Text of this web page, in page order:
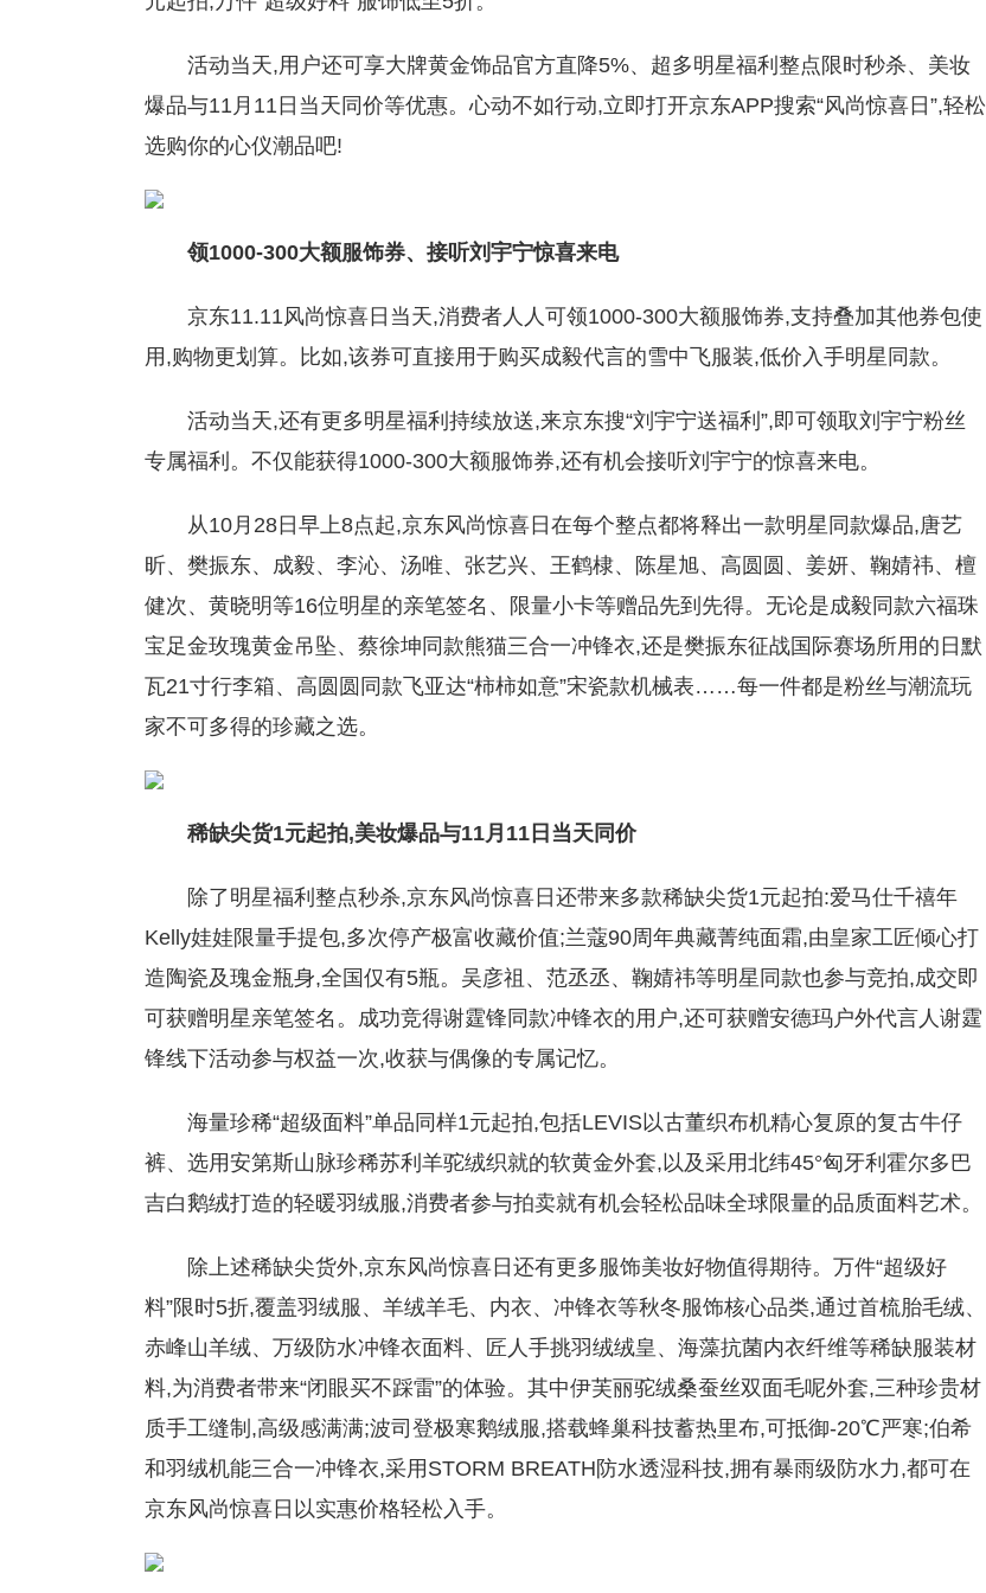
活动当天,用户还可享大牌黄金饰品官方直降5%、超多明星福利整点限时秒杀、美妆
爆品与11月11日当天同价等优惠。心动不如行动,立即打开京东APP搜索“风尚惊喜日”,轻松
选购你的心仪潮品吧!
领1000-300大额服饰券、接听刘宇宁惊喜来电
京东11.11风尚惊喜日当天,消费者人人可领1000-300大额服饰券,支持叠加其他券包使
用,购物更划算。比如,该券可直接用于购买成毅代言的雪中飞服装,低价入手明星同款。
活动当天,还有更多明星福利持续放送,来京东搜“刘宇宁送福利”,即可领取刘宇宁粉丝
专属福利。不仅能获得1000-300大额服饰券,还有机会接听刘宇宁的惊喜来电。
从10月28日早上8点起,京东风尚惊喜日在每个整点都将释出一款明星同款爆品,唐艺
昕、樊振东、成毅、李沁、汤唯、张艺兴、王鹤棣、陈星旭、高圆圆、姜妍、鞠婧祎、檀
健次、黄晓明等16位明星的亲笔签名、限量小卡等赠品先到先得。无论是成毅同款六福珠
宝足金玫瑰黄金吊坠、蔡徐坤同款熊猫三合一冲锋衣,还是樊振东征战国际赛场所用的日默
瓦21寸行李箱、高圆圆同款飞亚达“柿柿如意”宋瓷款机械表……每一件都是粉丝与潮流玩
家不可多得的珍藏之选。
稀缺尖货1元起拍,美妆爆品与11月 11 日当天同价
除了明星福利整点秒杀,京东风尚惊喜日还带来多款稀缺尖货1元起拍:爱马仕千禧年
Kelly娃娃限量手提包,多次停产极富收藏价值;兰蔻90周年典藏菁纯面霜,由皇家工匠倾心打
造陶瓷及瑰金瓶身,全国仅有5瓶。吴彦祖、范丞丞、鞠婧祎等明星同款也参与竞拍,成交即
可获赠明星亲笔签名。成功竞得谢霆锋同款冲锋衣的用户,还可获赠安德玛户外代言人谢霆
锋线下活动参与权益一次,收获与偶像的专属记忆。
海量珍稀“超级面料”单品同样1元起拍,包括LEVIS以古董织布机精心复原的复古牛仔
裤、选用安第斯山脉珍稀苏利羊驼绒织就的软黄金外套,以及采用北纬45°匈牙利霍尔多巴
吉白鹅绒打造的轻暖羽绒服,消费者参与拍卖就有机会轻松品味全球限量的品质面料艺术。
除上述稀缺尖货外,京东风尚惊喜日还有更多服饰美妆好物值得期待。万件“超级好
料”限时5折,覆盖羽绒服、羊绒羊毛、内衣、冲锋衣等秋冬服饰核心品类,通过首梳胎毛绒、
赤峰山羊绒、万级防水冲锋衣面料、匠人手挑羽绒绒皇、海藻抗菌内衣纤维等稀缺服装材
料,为消费者带来“闭眼买不踩雷”的体验。其中伊芙丽驼绒桑蚕丝双面毛呢外套,三种珍贵材
质手工缝制,高级感满满;波司登极寒鹅绒服,搭载蜂巢科技蓄热里布,可抵御-20℃严寒;伯希
和羽绒机能三合一冲锋衣,采用STORM BREATH防水透湿科技,拥有暴雨级防水力,都可在
京东风尚惊喜日以实惠价格轻松入手。